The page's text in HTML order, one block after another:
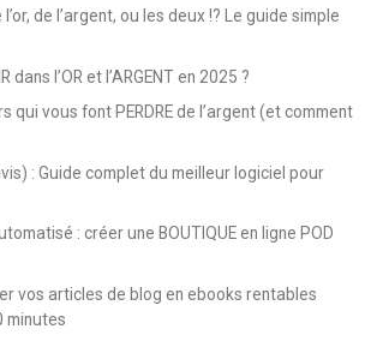
de l’argent, ou les deux !? Le guide simple
dans l’OR et l’ARGENT en 2025 ?
qui vous font PERDRE de l’argent (et comment
: Guide complet du meilleur logiciel pour
: créer une BOUTIQUE en ligne POD
vos articles de blog en ebooks rentables
minutes